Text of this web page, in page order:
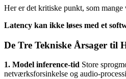
Her er det kritiske punkt, som
Latency kan ikke løses med et
De Tre Tekniske Årsager til
1. Model inference-tid Store
netværksforsinkelse og audio-